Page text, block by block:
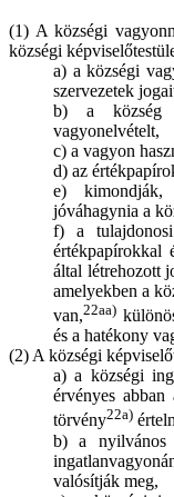
(1) A községi
községi
a) a községi
szervezetek
b) a község
vagyonelvételt,
c) a vagyon
d) az
e) kimondják,
jóváhagynia a
f) a
értékpapírokkal
által létrehozott
amelyekben a
van,22aa)
és a hatékony
(2) A községi
a) a községi
érvényes
törvény22a)
b) a nyilvános
valósítják meg,